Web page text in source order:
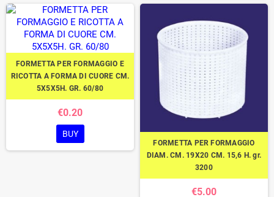
FORMETTA PER FORMAGGIO E
RICOTTA A FORMA DI CUORE CM.
5X5X5H. GR. 60/80
€0.20
BUY
FORMETTA PER FORMAGGIO
DIAM. CM. 19X20 CM. 15,6 H. gr.
3200
€5.00